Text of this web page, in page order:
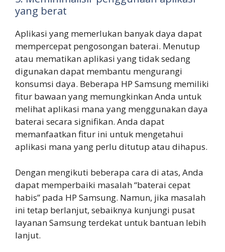
yang berat
Aplikasi yang memerlukan banyak daya dapat
mempercepat pengosongan baterai. Menutup
atau mematikan aplikasi yang tidak sedang
digunakan dapat membantu mengurangi
konsumsi daya. Beberapa HP Samsung memiliki
fitur bawaan yang memungkinkan Anda untuk
melihat aplikasi mana yang menggunakan daya
baterai secara signifikan. Anda dapat
memanfaatkan fitur ini untuk mengetahui
aplikasi mana yang perlu ditutup atau dihapus.
Dengan mengikuti beberapa cara di atas, Anda
dapat memperbaiki masalah “baterai cepat
habis” pada HP Samsung. Namun, jika masalah
ini tetap berlanjut, sebaiknya kunjungi pusat
layanan Samsung terdekat untuk bantuan lebih
lanjut.